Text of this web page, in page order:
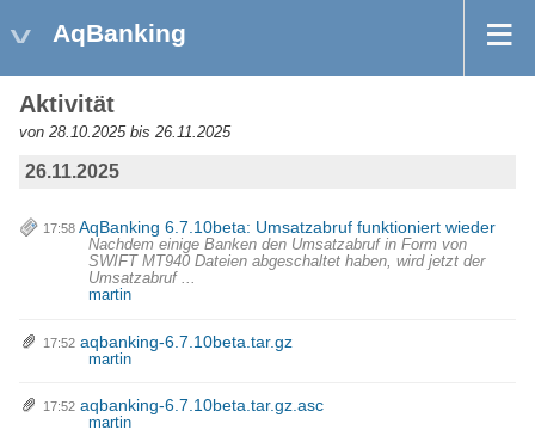
AqBanking
Aktivität
von 28.10.2025 bis 26.11.2025
26.11.2025
17:58 AqBanking 6.7.10beta: Umsatzabruf funktioniert wieder
Nachdem einige Banken den Umsatzabruf in Form von
SWIFT MT940 Dateien abgeschaltet haben, wird jetzt der
Umsatzabruf ...
martin
17:52 aqbanking-6.7.10beta.tar.gz
martin
17:52 aqbanking-6.7.10beta.tar.gz.asc
martin